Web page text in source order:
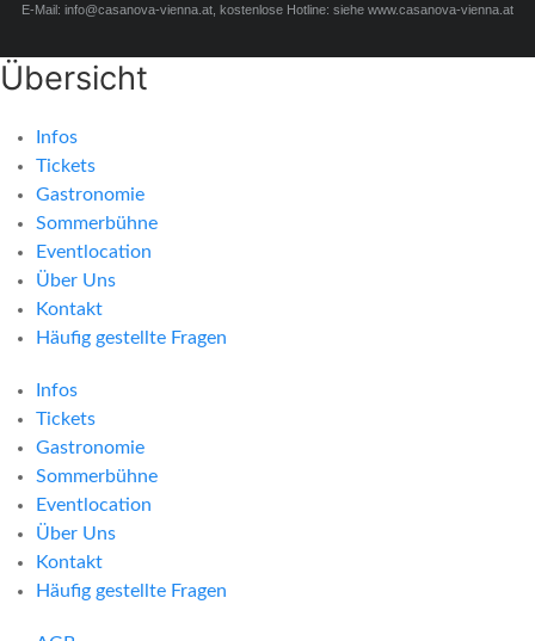
E-Mail: info@casanova-vienna.at, kostenlose Hotline: siehe www.casanova-vienna.at
Übersicht
Infos
Tickets
Gastronomie
Sommerbühne
Eventlocation
Über Uns
Kontakt
Häufig gestellte Fragen
Infos
Tickets
Gastronomie
Sommerbühne
Eventlocation
Über Uns
Kontakt
Häufig gestellte Fragen